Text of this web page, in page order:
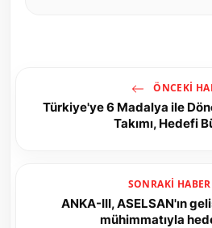
ÖNCEKI
Türkiye'ye 6 Madalya ile
Takımı, Hedefi
SONRAKI HABER
ANKA-III, ASELSAN'ın
mühimmatıyla